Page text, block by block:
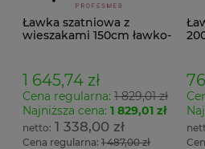
Ławka szatniowa z
wieszakami 150cm ławko-
1 645,74 zł
Cena regularna: 1 829,01 zł
Najniższa cena: 1 829,01 zł
1 338,00 zł
Cena regularna: 1 487,00 zł